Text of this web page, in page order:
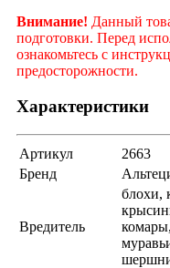
Внимание! Данный
подготовки. Перед
ознакомьтесь с
предосторожности.
Характеристики
Артикул
2663
Бренд
Вредитель
блохи,